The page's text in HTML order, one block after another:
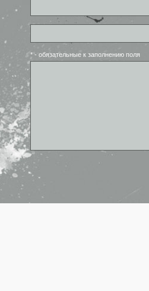
* - обязательные к заполнению поля